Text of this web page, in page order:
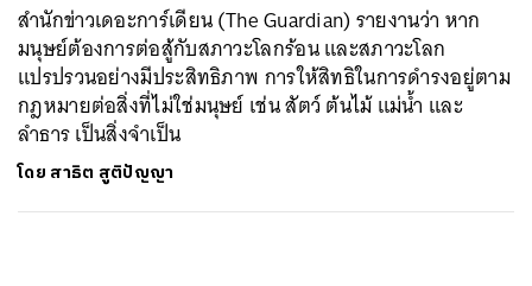
สำนักข่าวเดอะการ์เดียน (The Guardian) รายงานว่า หาก
มนุษย์ต้องการต่อสู้กับสภาวะโลกร้อน และสภาวะโลก
แปรปรวนอย่างมีประสิทธิภาพ การให้สิทธิในการดำรงอยู่ตาม
กฎหมายต่อสิ่งที่ไม่ใช่มนุษย์ เช่น สัตว์ ต้นไม้ แม่น้ำ และ
ลำธาร เป็นสิ่งจำเป็น
โดย สาธิต สูติปัญญา